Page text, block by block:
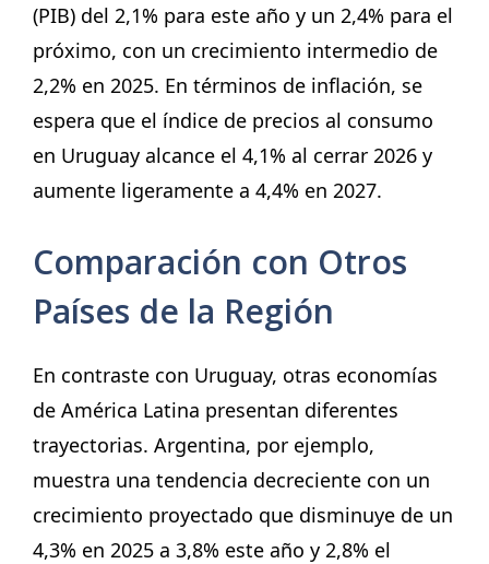
(PIB) del 2,1% para este año y un 2,4% para el
próximo, con un crecimiento intermedio de
2,2% en 2025. En términos de inflación, se
espera que el índice de precios al consumo
en Uruguay alcance el 4,1% al cerrar 2026 y
aumente ligeramente a 4,4% en 2027.
Comparación con Otros
Países de la Región
En contraste con Uruguay, otras economías
de América Latina presentan diferentes
trayectorias. Argentina, por ejemplo,
muestra una tendencia decreciente con un
crecimiento proyectado que disminuye de un
4,3% en 2025 a 3,8% este año y 2,8% el